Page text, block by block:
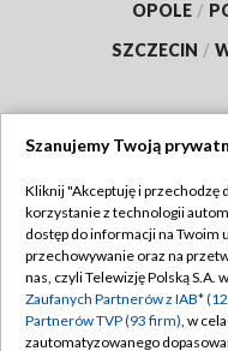
OPOLE /
SZCZECIN /
Abonament TVP
Emisja w TVP
Centrum informacji
Szanujemy Twoją
Kliknij "Akceptuję i przechodzę
korzystanie z technologii
dostęp do informacji na Twoim
przechowywanie oraz na
nas, czyli Telewizję Polską S.A.
Zaufanych Partnerów z IAB*
Partnerów TVP (93 firm), w
zautomatyzowanego